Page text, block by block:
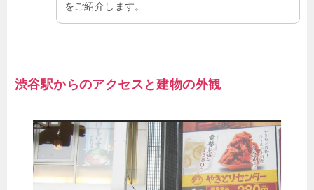
をご紹介します。
渋谷駅からのアクセスと建物の外観